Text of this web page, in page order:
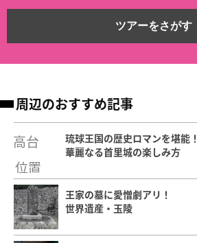
ツアーをさがす
周辺のおすすめ記事
琉球王国の歴史ロマンを堪能！
華麗なる首里城の楽しみ方
王家の墓に愛憎劇アリ！
世界遺産・玉陵